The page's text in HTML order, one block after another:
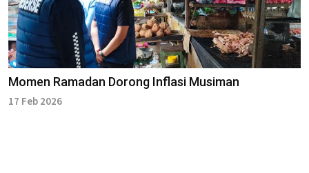
Momen Ramadan Dorong Inflasi Musiman
17 Feb 2026